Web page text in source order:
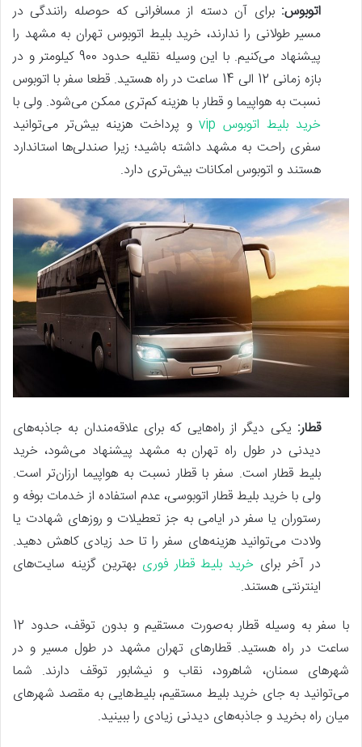
اتوبوس: برای آن دسته از مسافرانی که حوصله رانندگی در
مسیر طولانی را ندارند، خرید بلیط اتوبوس تهران به مشهد را
پیشنهاد می‌کنیم. با این وسیله نقلیه حدود 900 کیلومتر و در
بازه زمانی 12 الی 14 ساعت در راه هستید. قطعا سفر با اتوبوس
نسبت به هواپیما و قطار با هزینه کم‌تری ممکن می‌شود. ولی با
خرید بلیط اتوبوس vip
و پرداخت هزینه بیش‌تر می‌توانید
سفری راحت به مشهد داشته باشید؛ زیرا صندلی‌ها استاندارد
هستند و اتوبوس امکانات بیش‌تری دارد.
قطار: یکی دیگر از راه‌هایی که برای علاقه‌مندان به جاذبه‌های
دیدنی در طول راه تهران به مشهد پیشنهاد می‌شود، خرید
بلیط قطار است. سفر با قطار نسبت به هواپیما ارزان‌تر است.
ولی با خرید بلیط قطار اتوبوسی، عدم استفاده از خدمات بوفه و
رستوران یا سفر در ایامی به جز تعطیلات و روزهای شهادت یا
ولادت می‌توانید هزینه‌های سفر را تا حد زیادی کاهش دهید.
در آخر برای خرید بلیط قطار فوری بهترین گزینه سایت‌های
اینترنتی هستند.
با سفر به وسیله قطار به‌صورت مستقیم و بدون توقف، حدود 12
ساعت در راه هستید. قطارهای تهران مشهد در طول مسیر و در
شهرهای سمنان، شاهرود، نقاب و نیشابور توقف دارند. شما
می‌توانید به جای خرید بلیط مستقیم، بلیط‌هایی به مقصد شهرهای
میان راه بخرید و جاذبه‌های دیدنی زیادی را ببینید.